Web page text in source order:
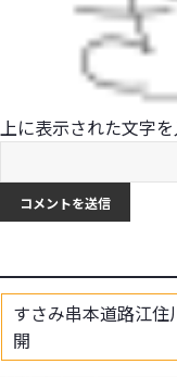
上に表示された文字を
すさみ串本道路江住
開